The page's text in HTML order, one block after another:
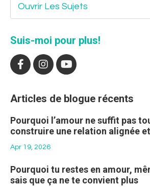
Suis-moi pour plus!
Articles de blogue récents
Pourquoi l’amour ne suffit pas
construire une relation alignée
Apr 19, 2026
Pourquoi tu restes en amour,
sais que ça ne te convient plus